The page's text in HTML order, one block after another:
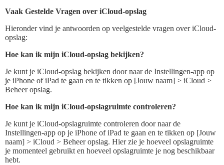
Vaak Gestelde Vragen over iCloud-opslag
Hieronder vind je antwoorden op veelgestelde vragen over iCloud-
opslag:
Hoe kan ik mijn iCloud-opslag bekijken?
Je kunt je iCloud-opslag bekijken door naar de Instellingen-app op
je iPhone of iPad te gaan en te tikken op [Jouw naam] > iCloud >
Beheer opslag.
Hoe kan ik mijn iCloud-opslagruimte controleren?
Je kunt je iCloud-opslagruimte controleren door naar de
Instellingen-app op je iPhone of iPad te gaan en te tikken op [Jouw
naam] > iCloud > Beheer opslag. Hier zie je hoeveel opslagruimte
je momenteel gebruikt en hoeveel opslagruimte je nog beschikbaar
hebt.